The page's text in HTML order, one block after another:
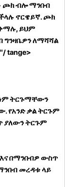
ጮክ ብሎ ማንበብ
ኖርዌይኛ. ጮክ
ይህም
ግንዛቤዎን ለማሻሻል
tange>
ትርጉማቸውን
የአንድ ቃል ትርጉም
ያለውን ትርጉም
እና በማንበብዎ ውስጥ
መረዳቱ ላይ